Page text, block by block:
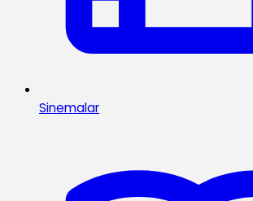
Sinemalar